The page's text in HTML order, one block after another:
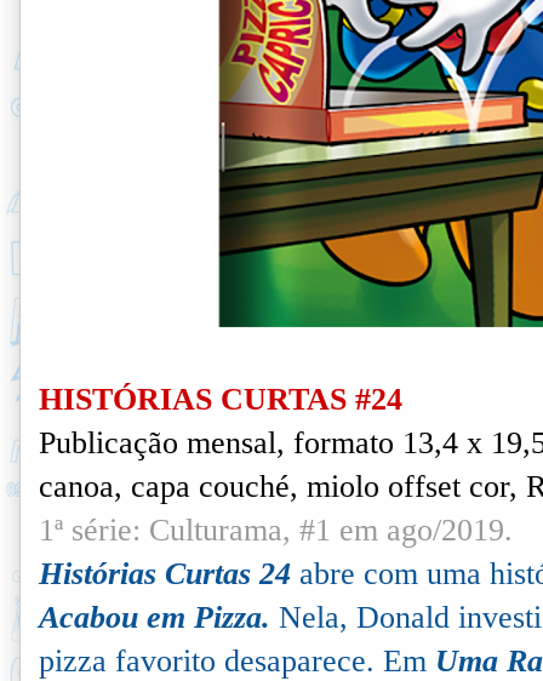
HISTÓRIAS CURTAS #24
Publicação mensal, formato 13,4 x
canoa, capa couché, miolo offset cor,
1ª série: Culturama, #1 em ago/2019.
Histórias Curtas 24 abre com uma
Acabou em Pizza. Nela, Donald
pizza favorito desaparece. Em Uma